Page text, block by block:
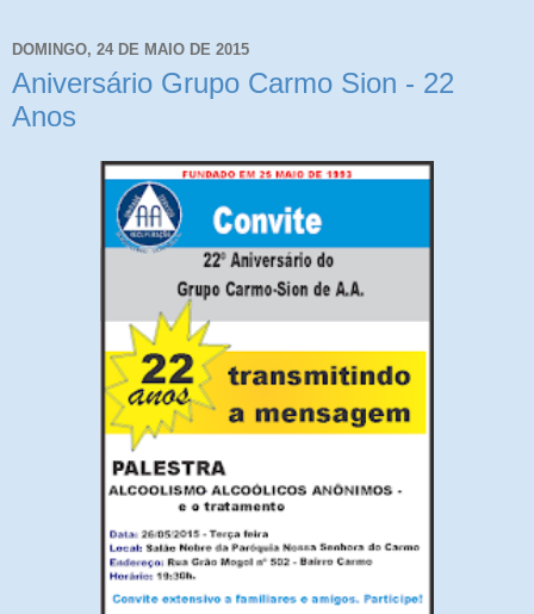
DOMINGO, 24 DE MAIO DE 2015
Aniversário Grupo Carmo Sion - 22
Anos